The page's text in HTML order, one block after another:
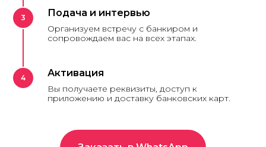
Подача и интервью
Организуем встречу с банкиром и
сопровождаем вас на всех этапах.
Активация
Вы получаете реквизиты, доступ к
приложению и доставку банковских карт.